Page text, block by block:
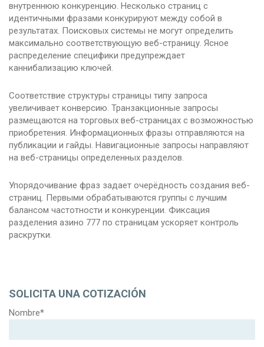
внутреннюю конкуренцию. Несколько страниц с
идентичными фразами конкурируют между собой в
результатах. Поисковых системы не могут определить
максимально соответствующую веб-страницу. Ясное
распределение специфики предупреждает
каннибализацию ключей.
Соответствие структуры страницы типу запроса
увеличивает конверсию. Транзакционные запросы
размещаются на торговых веб-страницах с возможностью
приобретения. Информационных фразы отправляются на
публикации и гайды. Навигационные запросы направляют
на веб-страницы определенных разделов.
Упорядочивание фраз задает очерёдность создания веб-
страниц. Первыми обрабатываются группы с лучшим
балансом частотности и конкуренции. Фиксация
разделения азино 777 по страницам ускоряет контроль
раскрутки.
SOLICITA UNA COTIZACIÓN
Nombre*